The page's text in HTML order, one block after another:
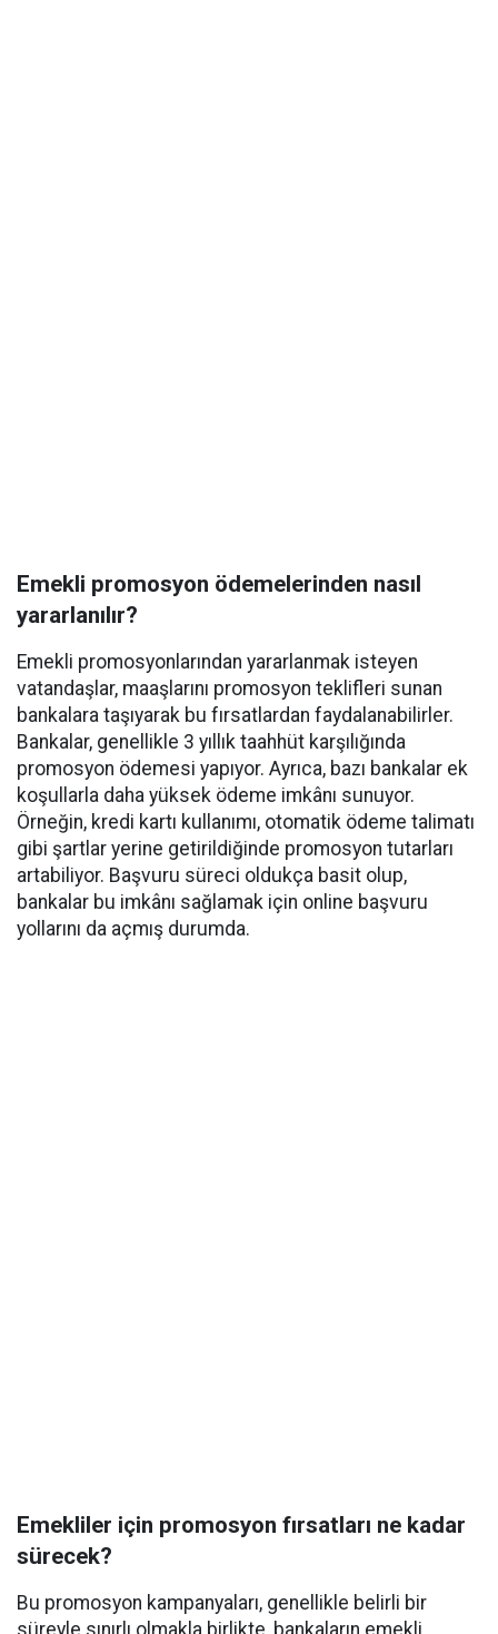
Emekli promosyon ödemelerinden nasıl
yararlanılır?
Emekli promosyonlarından yararlanmak isteyen
vatandaşlar, maaşlarını promosyon teklifleri sunan
bankalara taşıyarak bu fırsatlardan faydalanabilirler.
Bankalar, genellikle 3 yıllık taahhüt karşılığında
promosyon ödemesi yapıyor. Ayrıca, bazı bankalar ek
koşullarla daha yüksek ödeme imkânı sunuyor.
Örneğin, kredi kartı kullanımı, otomatik ödeme talimatı
gibi şartlar yerine getirildiğinde promosyon tutarları
artabiliyor. Başvuru süreci oldukça basit olup,
bankalar bu imkânı sağlamak için online başvuru
yollarını da açmış durumda.
Emekliler için promosyon fırsatları ne kadar
sürecek?
Bu promosyon kampanyaları, genellikle belirli bir
süreyle sınırlı olmakla birlikte, bankaların emekli